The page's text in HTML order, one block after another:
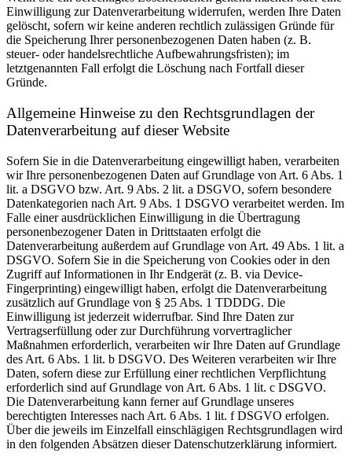
Einwilligung zur Datenverarbeitung widerrufen, werden Ihre Daten
gelöscht, sofern wir keine anderen rechtlich zulässigen Gründe für
die Speicherung Ihrer personenbezogenen Daten haben (z. B.
steuer- oder handelsrechtliche Aufbewahrungsfristen); im
letztgenannten Fall erfolgt die Löschung nach Fortfall dieser
Gründe.
Allgemeine Hinweise zu den Rechtsgrundlagen der
Datenverarbeitung auf dieser Website
Sofern Sie in die Datenverarbeitung eingewilligt haben, verarbeiten
wir Ihre personenbezogenen Daten auf Grundlage von Art. 6 Abs. 1
lit. a DSGVO bzw. Art. 9 Abs. 2 lit. a DSGVO, sofern besondere
Datenkategorien nach Art. 9 Abs. 1 DSGVO verarbeitet werden. Im
Falle einer ausdrücklichen Einwilligung in die Übertragung
personenbezogener Daten in Drittstaaten erfolgt die
Datenverarbeitung außerdem auf Grundlage von Art. 49 Abs. 1 lit. a
DSGVO. Sofern Sie in die Speicherung von Cookies oder in den
Zugriff auf Informationen in Ihr Endgerät (z. B. via Device-
Fingerprinting) eingewilligt haben, erfolgt die Datenverarbeitung
zusätzlich auf Grundlage von § 25 Abs. 1 TDDDG. Die
Einwilligung ist jederzeit widerrufbar. Sind Ihre Daten zur
Vertragserfüllung oder zur Durchführung vorvertraglicher
Maßnahmen erforderlich, verarbeiten wir Ihre Daten auf Grundlage
des Art. 6 Abs. 1 lit. b DSGVO. Des Weiteren verarbeiten wir Ihre
Daten, sofern diese zur Erfüllung einer rechtlichen Verpflichtung
erforderlich sind auf Grundlage von Art. 6 Abs. 1 lit. c DSGVO.
Die Datenverarbeitung kann ferner auf Grundlage unseres
berechtigten Interesses nach Art. 6 Abs. 1 lit. f DSGVO erfolgen.
Über die jeweils im Einzelfall einschlägigen Rechtsgrundlagen wird
in den folgenden Absätzen dieser Datenschutzerklärung informiert.